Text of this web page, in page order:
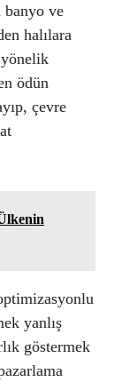
ve
halılara
ödün
çevre
yanlış
göstermek